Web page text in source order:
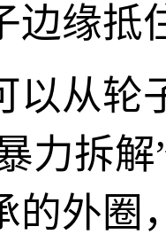
边缘抵
以从轮
力拆
的外圈